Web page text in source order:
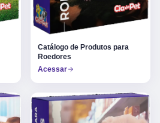
Catálogo de Produtos para
Roedores
Acessar